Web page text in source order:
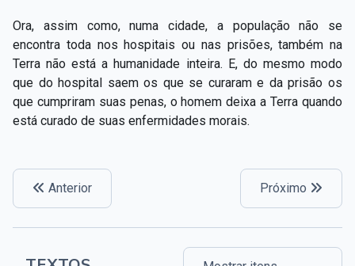
Ora, assim como, numa cidade, a população não se
encontra toda nos hospitais ou nas prisões, também na
Terra não está a humanidade inteira. E, do mesmo modo
que do hospital saem os que se curaram e da prisão os
que cumpriram suas penas, o homem deixa a Terra quando
está curado de suas enfermidades morais.
Anterior Próximo